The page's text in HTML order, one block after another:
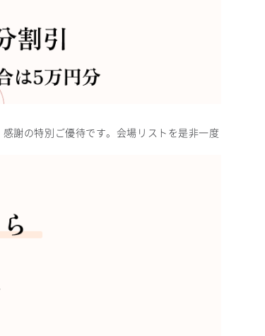
謝の特別ご優待です。会場リストを是非一度